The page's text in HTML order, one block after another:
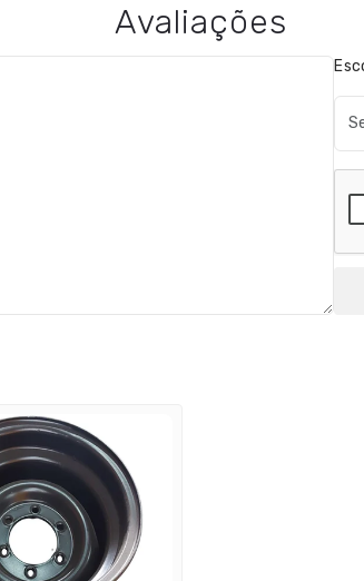
Avaliações